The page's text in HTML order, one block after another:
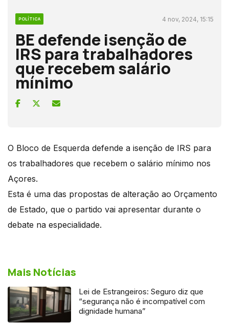
POLÍTICA 4 nov, 2024, 15:15
BE defende isenção de
IRS para trabalhadores
que recebem salário
mínimo
O Bloco de Esquerda defende a isenção de IRS para
os trabalhadores que recebem o salário mínimo nos
Açores.
Esta é uma das propostas de alteração ao Orçamento
de Estado, que o partido vai apresentar durante o
debate na especialidade.
Mais Notícias
Lei de Estrangeiros: Seguro diz que
“segurança não é incompatível com
dignidade humana”